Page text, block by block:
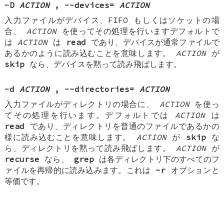
-D ACTION , --devices= ACTION
入力ファイルがデバイス、FIFO もしくはソケットの場
合、ACTIONを使ってその処理を行いますデフォルトで
はACTIONは read であり、デバイスが通常ファイルで
あるかのように読み込むことを意味します。ACTIONが
skip なら、デバイスを黙って読み飛ばします。
-d ACTION , --directories= ACTION
入力ファイルがディレクトリの場合に、 ACTIONを使っ
てその処理を行います。デフォルトではACTIONは
read であり、ディレクトリを普通のファイルであるかの
様に読み込むことを意味します。ACTIONが skipな
ら、ディレクトリを黙って読み飛ばします。ACTIONが
recurse なら、 grepは各ディレクトリ下のすべてのフ
ァイルを再帰的に読み込みます。これは -r オプションと
等価です。